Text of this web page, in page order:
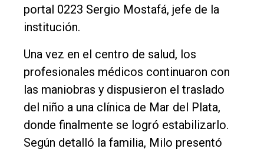
portal 0223 Sergio Mostafá, jefe de la
institución.
Una vez en el centro de salud, los
profesionales médicos continuaron con
las maniobras y dispusieron el traslado
del niño a una clínica de Mar del Plata,
donde finalmente se logró estabilizarlo.
Según detalló la familia, Milo presentó